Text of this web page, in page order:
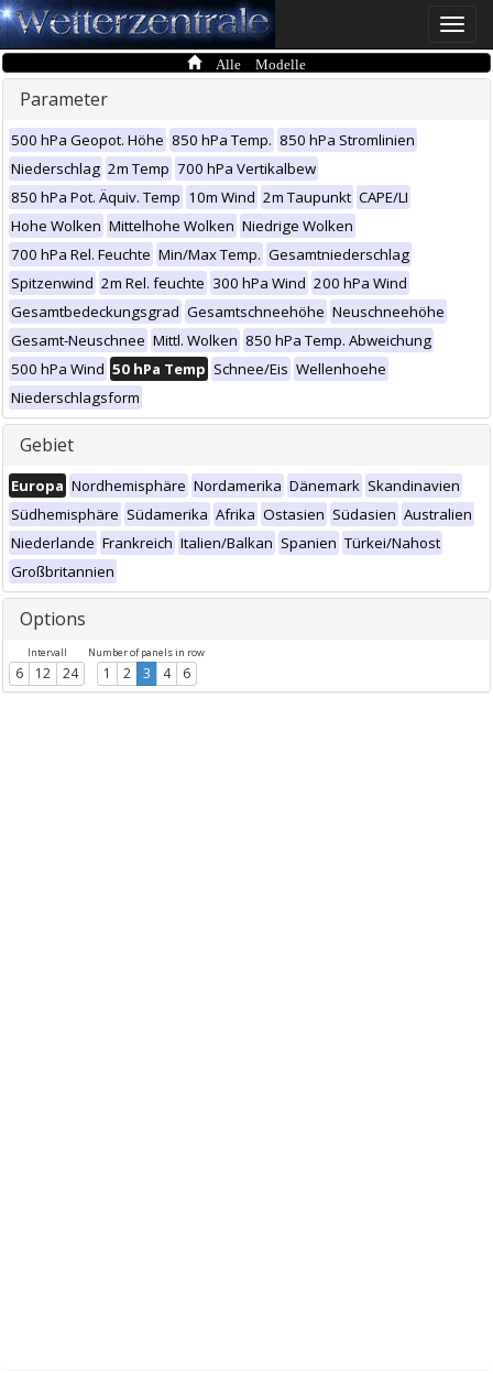
Toggle
Alle Modelle
Parameter
500 hPa Geopot. Höhe 850 hPa Temp. 850 hPa Stromlinien
Niederschlag 2m Temp 700 hPa Vertikalbew
850 hPa Pot. Äquiv. Temp 10m Wind 2m Taupunkt CAPE/LI
Hohe Wolken Mittelhohe Wolken Niedrige Wolken
700 hPa Rel. Feuchte Min/Max Temp. Gesamtniederschlag
Spitzenwind 2m Rel. feuchte 300 hPa Wind 200 hPa Wind
Gesamtbedeckungsgrad Gesamtschneehöhe Neuschneehöhe
Gesamt-Neuschnee Mittl. Wolken 850 hPa Temp. Abweichung
500 hPa Wind 50 hPa Temp Schnee/Eis Wellenhoehe
Niederschlagsform
Gebiet
Europa Nordhemisphäre Nordamerika Dänemark Skandinavien
Südhemisphäre Südamerika Afrika Ostasien Südasien Australien
Niederlande Frankreich Italien/Balkan Spanien Türkei/Nahost
Großbritannien
Options
Intervall
6 12 24
Number of panels in row
1 2 3 4 6